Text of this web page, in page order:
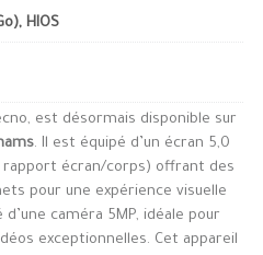
HIOS
est désormais disponible sur
. Il est équipé d’un écran 5,0
rapport écran/corps) offrant des
pour une expérience visuelle
caméra 5MP, idéale pour
exceptionnelles. Cet appareil